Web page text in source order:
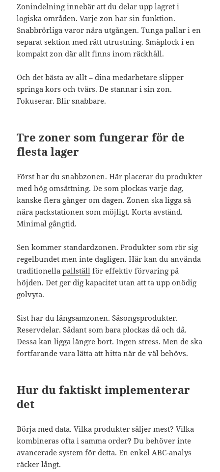
Zonindelning innebär att du delar upp lagret i
logiska områden. Varje zon har sin funktion.
Snabbrörliga varor nära utgången. Tunga pallar i en
separat sektion med rätt utrustning. Småplock i en
kompakt zon där allt finns inom räckhåll.
Och det bästa av allt – dina medarbetare slipper
springa kors och tvärs. De stannar i sin zon.
Fokuserar. Blir snabbare.
Tre zoner som fungerar för de
flesta lager
Först har du snabbzonen. Här placerar du produkter
med hög omsättning. De som plockas varje dag,
kanske flera gånger om dagen. Zonen ska ligga så
nära packstationen som möjligt. Korta avstånd.
Minimal gångtid.
Sen kommer standardzonen. Produkter som rör sig
regelbundet men inte dagligen. Här kan du använda
traditionellapallställ för effektiv förvaring på
höjden. Det ger dig kapacitet utan att ta upp onödig
golvyta.
Sist har du långsamzonen. Säsongsprodukter.
Reservdelar. Sådant som bara plockas då och då.
Dessa kan ligga längre bort. Ingen stress. Men de ska
fortfarande vara lätta att hitta när de väl behövs.
Hur du faktiskt implementerar
det
Börja med data. Vilka produkter säljer mest? Vilka
kombineras ofta i samma order? Du behöver inte
avancerade system för detta. En enkel ABC-analys
räcker långt.